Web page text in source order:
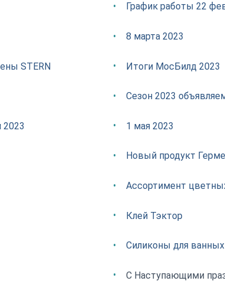
График работы 22
8 марта 2023
STERN Итоги МосБилд 2023
Сезон 2023
2023 1 мая 2023
Новый продукт
Ассортимент
Клей Тэктор
Силиконы для
С Наступающими